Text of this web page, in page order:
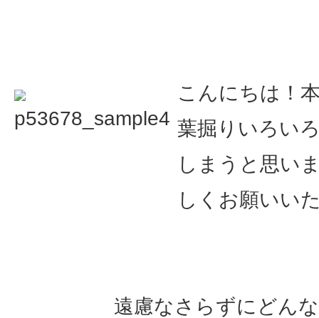
こんにちは！
葉掘りいろい
しまうと思い
しくお願いい
遠慮なさらずにどん